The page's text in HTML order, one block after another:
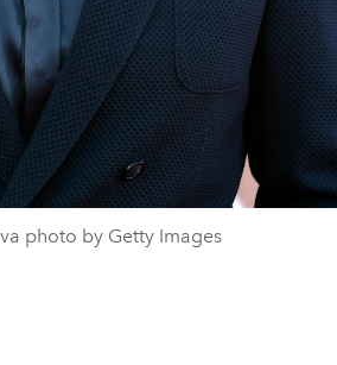
photo by Getty Images